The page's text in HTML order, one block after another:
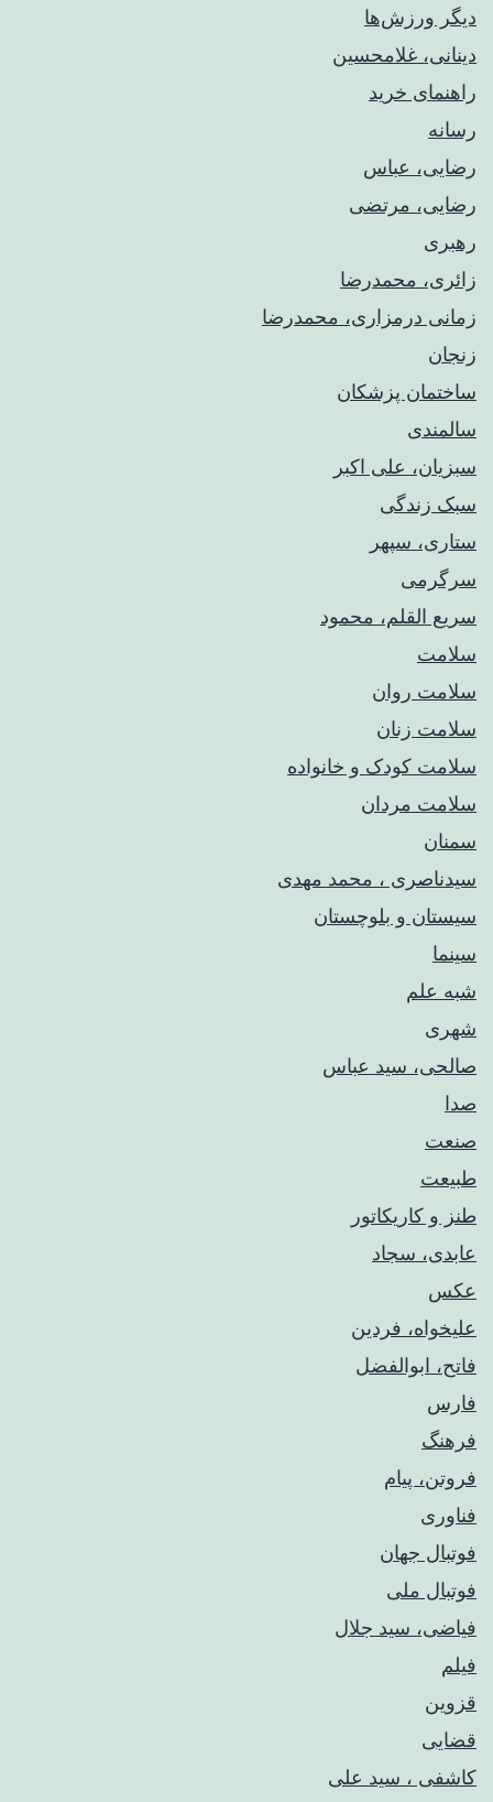
دیگر ورزش‌ها
دینانی، غلامحسین
راهنمای خريد
رسانه
رضایی، عباس
رضایی، مرتضی
رهبری
زائری، محمدرضا
زمانی درمزاری، محمدرضا
زنجان
ساختمان پزشکان
سالمندی
سبزیان، علی اکبر
سبک زندگی
ستاری، سپهر
سرگرمی
سریع القلم، محمود
سلامت
سلامت روان
سلامت زنان
سلامت کودک‌ و خانواده
سلامت مردان
سمنان
سیدناصری ، محمد مهدی
سیستان و بلوچستان
سینما
شبه علم
شهری
صالحی، سید عباس
صدا
صنعت
طبیعت
طنز و کاریکاتور
عابدی، سجاد
عکس
علیخواه، فردین
فاتح، ابوالفضل
فارس
فرهنگ
فروتن، پیام
فناوری
فوتبال جهان
فوتبال ملی
فیاضی، سید جلال
فیلم
قزوین
قضایی
کاشفی ، سید علی